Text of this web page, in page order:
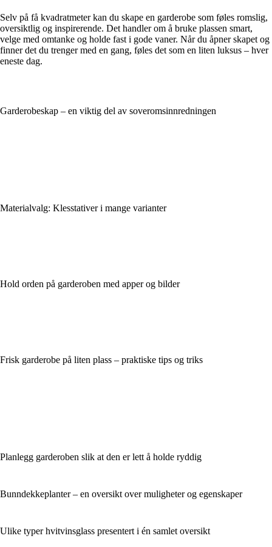
Selv på få kvadratmeter kan du skape en garderobe som føles romslig,
oversiktlig og inspirerende. Det handler om å bruke plassen smart,
velge med omtanke og holde fast i gode vaner. Når du åpner skapet og
finner det du trenger med en gang, føles det som en liten luksus – hver
eneste dag.
Garderobeskap – en viktig del av soveromsinnredningen
Materialvalg: Klesstativer i mange varianter
Hold orden på garderoben med apper og bilder
Frisk garderobe på liten plass – praktiske tips og triks
Planlegg garderoben slik at den er lett å holde ryddig
Bunndekkeplanter – en oversikt over muligheter og egenskaper
Ulike typer hvitvinsglass presentert i én samlet oversikt